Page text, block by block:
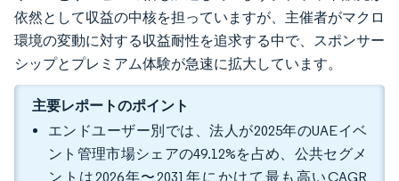
依然として収益の中核を担っていますが、主催者がマクロ
環境の変動に対する収益耐性を追求する中で、スポンサー
シップとプレミアム体験が急速に拡大しています。
主要レポートのポイント
エンドユーザー別では、法人が2025年のUAEイベ
ント管理市場シェアの49.12%を占め、公共セグメ
ントは2026年〜2031年にかけて最も高いCAGR